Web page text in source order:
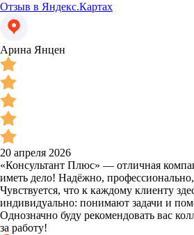
Отзыв в Яндекс.Картах
Арина Янцен
20 апреля 2026
«Консультант Плюс» — отличная
иметь дело! Надёжно, профессионально,
Чувствуется, что к каждому клиенту
индивидуально: понимают задачи и
Однозначно буду рекомендовать вас
за работу!